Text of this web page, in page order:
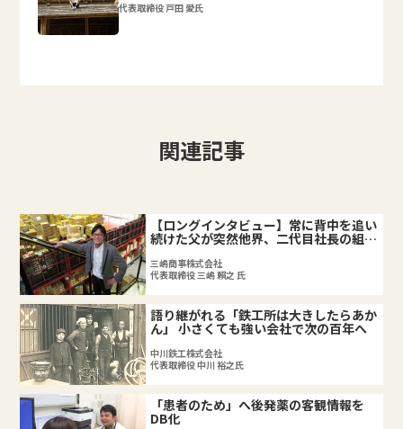
代表取締役 戸田 愛氏
関連記事
【ロングインタビュー】常に背中を追い
続けた父が突然他界、二代目社長の組織
三嶋商事株式会社
代表取締役 三嶋 賴之 氏
語り継がれる「鉄工所は大きしたらあか
ん」 小さくても強い会社で次の百年へ
中川鉄工株式会社
代表取締役 中川 裕之氏
「患者のため」へ後発薬の客観情報を
DB化